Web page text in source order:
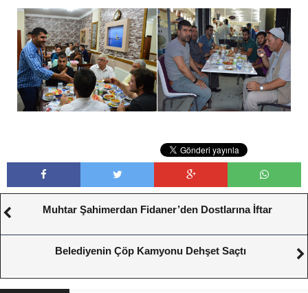
Muhtar Şahimerdan Fidaner’den Dostlarına İftar
Belediyenin Çöp Kamyonu Dehşet Saçtı